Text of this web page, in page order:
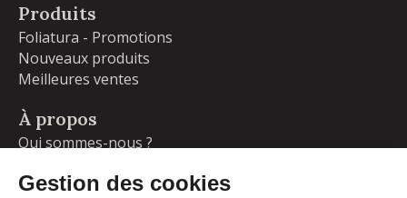
Produits
Foliatura - Promotions
Nouveaux produits
Meilleures ventes
À propos
Qui sommes-nous ?
Livraisons et retours